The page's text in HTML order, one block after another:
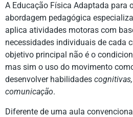
A Educação Física Adaptada para
abordagem pedagógica
aplica atividades motoras com
necessidades individuais de cada
objetivo principal não é o
mas sim o uso do movimento
desenvolver habilidades
comunicação.
Diferente de uma aula